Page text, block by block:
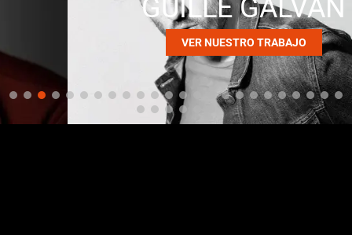
GUILLE GALVÁN
VER NUESTRO TRABAJO